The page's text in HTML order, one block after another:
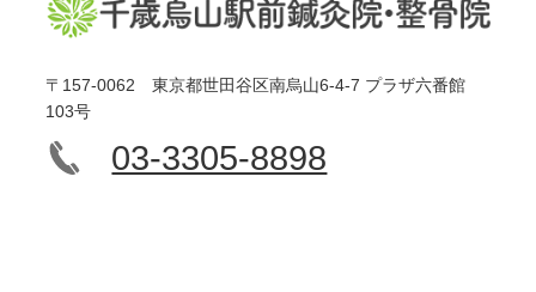
〒157-0062 東京都世田谷区南烏山6-4-7 プラザ六番館
103号
03-3305-8898